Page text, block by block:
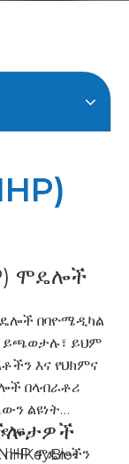
ሞዴሎች
በባዮሜዲካል
ይጫወታሉ፣ ይህም
እና የህክምና
በላብራቶሪ
ልዩነት
. በHKeyBio፣
ሞዴሎችን